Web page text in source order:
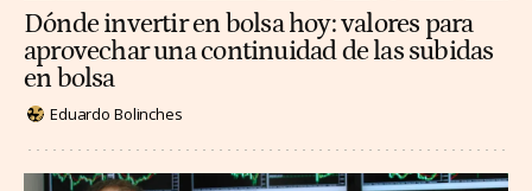
Dónde invertir en bolsa hoy: valores para
aprovechar una continuidad de las subidas
en bolsa
Eduardo Bolinches